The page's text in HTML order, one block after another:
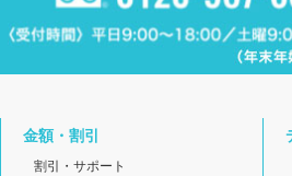
金額・割引
割引・サポート